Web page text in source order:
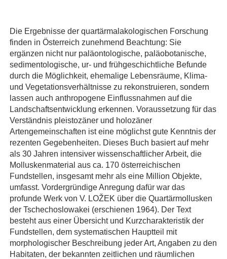
Die Ergebnisse der quartärmalakologischen Forschung
finden in Österreich zunehmend Beachtung: Sie
ergänzen nicht nur paläontologische, paläobotanische,
sedimentologische, ur- und frühgeschichtliche Befunde
durch die Möglichkeit, ehemalige Lebensräume, Klima-
und Vegetationsverhältnisse zu rekonstruieren, sondern
lassen auch anthropogene Einflussnahmen auf die
Landschaftsentwicklung erkennen. Voraussetzung für das
Verständnis pleistozäner und holozäner
Artengemeinschaften ist eine möglichst gute Kenntnis der
rezenten Gegebenheiten. Dieses Buch basiert auf mehr
als 30 Jahren intensiver wissenschaftlicher Arbeit, die
Molluskenmaterial aus ca. 170 österreichischen
Fundstellen, insgesamt mehr als eine Million Objekte,
umfasst. Vordergründige Anregung dafür war das
profunde Werk von V. LOŽEK über die Quartärmollusken
der Tschechoslowakei (erschienen 1964). Der Text
besteht aus einer Übersicht und Kurzcharakteristik der
Fundstellen, dem systematischen Hauptteil mit
morphologischer Beschreibung jeder Art, Angaben zu den
Habitaten, der bekannten zeitlichen und räumlichen